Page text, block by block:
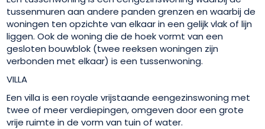
tussenmuren aan andere panden grenzen en waarbij de
woningen ten opzichte van elkaar in een gelijk vlak of lijn
liggen. Ook de woning die de hoek vormt van een
gesloten bouwblok (twee reeksen woningen zijn
verbonden met elkaar) is een tussenwoning.
VILLA
Een villa is een royale vrijstaande eengezinswoning met
twee of meer verdiepingen, omgeven door een grote
vrije ruimte in de vorm van tuin of water.